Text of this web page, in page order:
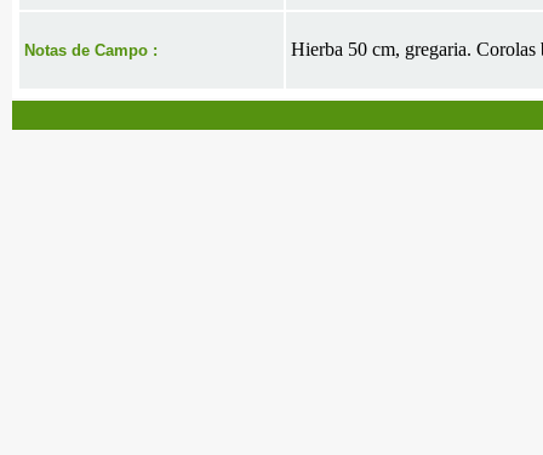
Notas de Campo : Hierba 50 cm, gregaria. Corolas